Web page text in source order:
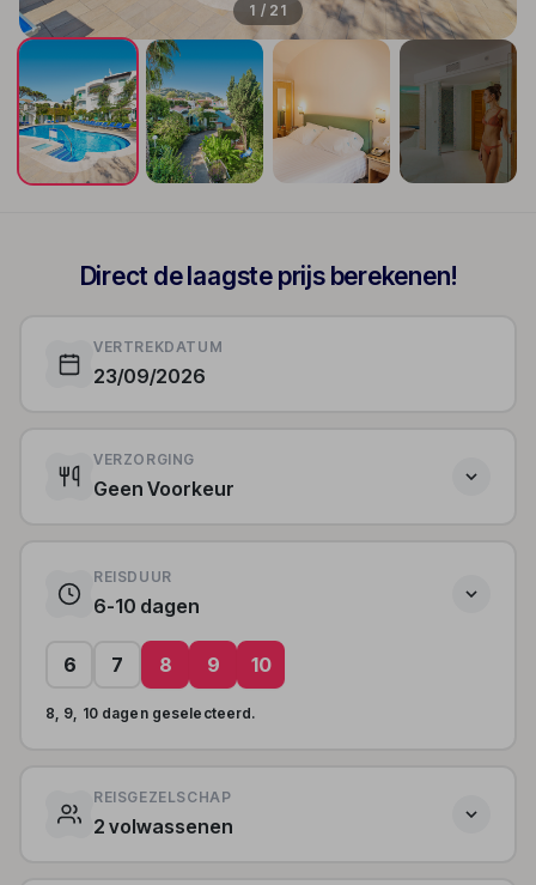
1 / 21
Direct de laagste prijs berekenen!
VERTREKDATUM
23/09/2026
VERZORGING
Geen Voorkeur
REISDUUR
6-10 dagen
6 7 8 9 10
8, 9, 10 dagen geselecteerd.
REISGEZELSCHAP
2 volwassenen